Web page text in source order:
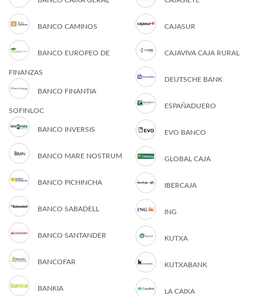
BANCO CAMINOS
BANCO EUROPEO DE
FINANZAS
BANCO FINANTIA
SOFINLOC
BANCO INVERSIS
BANCO MARE NOSTRUM
BANCO PICHINCHA
BANCO SABADELL
BANCO SANTANDER
BANCOFAR
BANKIA
CAJASUR
CAJAVIVA CAJA RURAL
DEUTSCHE BANK
ESPAÑADUERO
EVO BANCO
GLOBAL CAJA
IBERCAJA
ING
KUTXA
KUTXABANK
LA CAIXA